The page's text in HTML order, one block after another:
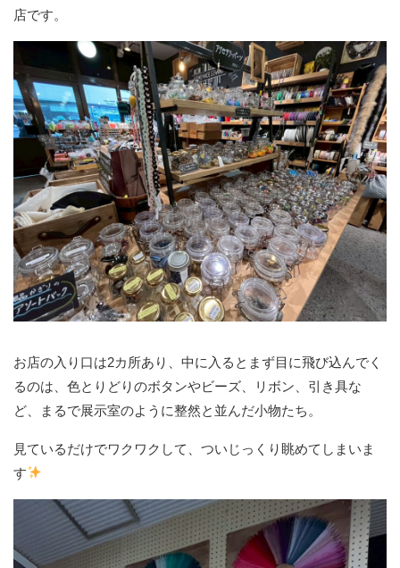
店です。
お店の入り口は2カ所あり、中に入るとまず目に飛び込んでく
るのは、色とりどりのボタンやビーズ、リボン、引き具な
ど、まるで展示室のように整然と並んだ小物たち。
見ているだけでワクワクして、ついじっくり眺めてしまいま
す